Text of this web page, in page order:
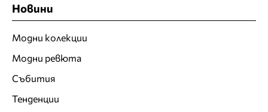
Новини
Модни колекции
Модни ревюта
Събития
Тенденции